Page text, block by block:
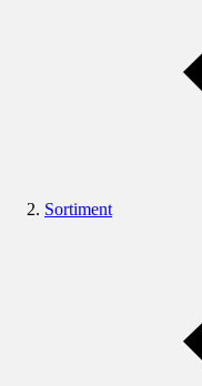
Sortiment